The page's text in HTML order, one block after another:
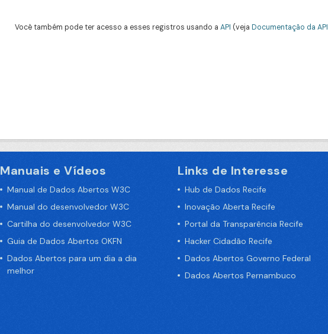
Você também pode ter acesso a esses registros usando a API (veja Documentação da API
Manuais e Vídeos
Manual de Dados Abertos W3C
Manual do desenvolvedor W3C
Cartilha do desenvolvedor W3C
Guia de Dados Abertos OKFN
Dados Abertos para um dia a dia
melhor
Links de Interesse
Hub de Dados Recife
Inovação Aberta Recife
Portal da Transparência Recife
Hacker Cidadão Recife
Dados Abertos Governo Federal
Dados Abertos Pernambuco